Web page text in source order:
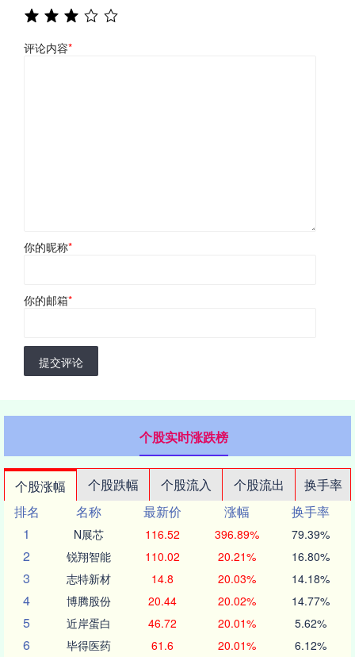
评论内容*
你的昵称*
你的邮箱*
提交评论
个股实时涨跌榜
个股涨幅 个股跌幅 个股流入 个股流出
换手率
排名
名称 最新价 涨幅
换手率
1
N展芯 116.52 396.89% 79.39%
2 锐翔智能 110.02 20.21% 16.80%
3 志特新材 14.8 20.03% 14.18%
4 博腾股份 20.44 20.02% 14.77%
5 近岸蛋白 46.72 20.01% 5.62%
6 毕得医药 61.6 20.01% 6.12%